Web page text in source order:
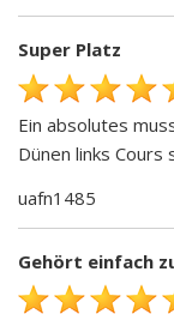
Super Platz
Ein absolutes
Dünen links Cours
uafn1485
Gehört einfach